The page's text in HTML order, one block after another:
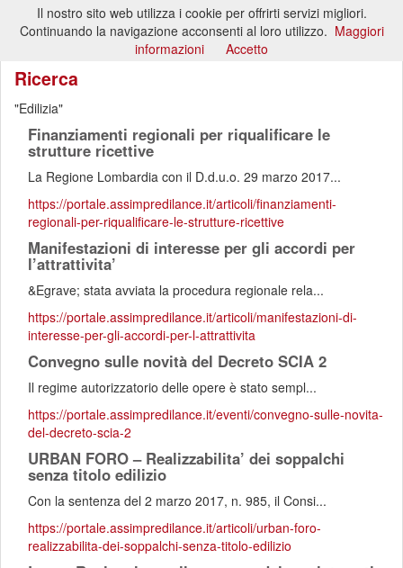
Ricerca
Edilizia
Finanziamenti regionali per riqualificare le
strutture ricettive
La Regione Lombardia con il D.d.u.o. 29 marzo 2017...
https://portale.assimpredilance.it/articoli/finanziamenti-
regionali-per-riqualificare-le-strutture-ricettive
Manifestazioni di interesse per gli accordi per
l’attrattivita’
&Egrave; stata avviata la procedura regionale rela...
https://portale.assimpredilance.it/articoli/manifestazioni-di-
interesse-per-gli-accordi-per-l-attrattivita
Convegno sulle novità del Decreto SCIA 2
Il regime autorizzatorio delle opere è stato sempl...
https://portale.assimpredilance.it/eventi/convegno-sulle-novita-
del-decreto-scia-2
URBAN FORO – Realizzabilita’ dei soppalchi
senza titolo edilizio
Con la sentenza del 2 marzo 2017, n. 985, il Consi...
https://portale.assimpredilance.it/articoli/urban-foro-
realizzabilita-dei-soppalchi-senza-titolo-edilizio
Il nostro sito web utilizza i cookie per offrirti servizi migliori.
Continuando la navigazione acconsenti al loro utilizzo. Maggiori
informazioni
Accetto